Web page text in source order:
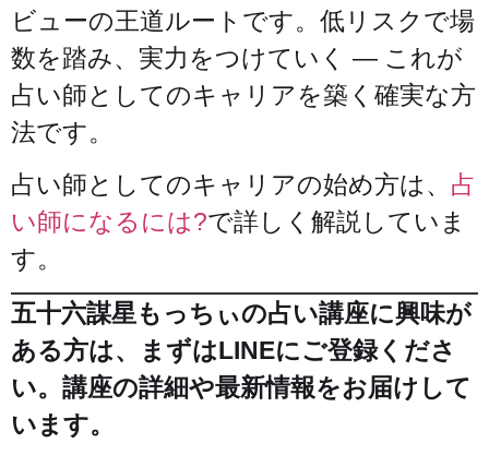
ビューの王道ルートです。低リスクで場
数を踏み、実力をつけていく — これが
占い師としてのキャリアを築く確実な方
法です。
占い師としてのキャリアの始め方は、 占
い師になるには?で詳しく解説していま
す。
五十六謀星もっちぃの占い講座に興味が
ある方は、まずはLINEにご登録くださ
い。講座の詳細や最新情報をお届けして
います。